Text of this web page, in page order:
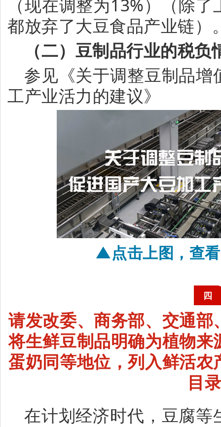
（现在调整为13%）（除
都放弃了大豆食品产业链）
（二）豆制品行业的税
参见《关于调整豆制品
工产业活力的建议》
▲点击上图，查
四
请发改委、商务部、交通
将生鲜豆制品明确为植物
蛋奶同等地位，列入鲜活
目
在计划经济时代，豆腐